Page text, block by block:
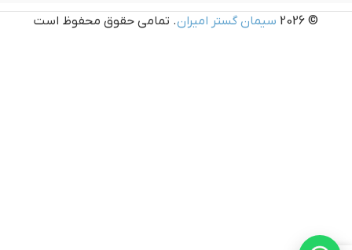
© 2026 سیمان گستر امیران. تمامی حقوق محفوظ است